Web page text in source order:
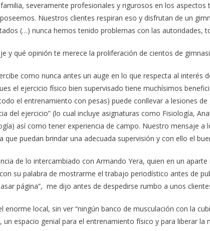
severamente profesionales y rigurosos en los
Nuestros clientes respiran eso y disfrutan de un
(…) nunca hemos tenido problemas con las autoridades,
y qué opinión te merece la proliferación de cientos de
como nunca antes un auge en lo que respecta al interés
el ejercicio físico bien supervisado tiene muchísimos
el entrenamiento con pesas) puede conllevar a lesiones
del ejercicio” (lo cual incluye asignaturas como Fisiología,
así como tener experiencia de campo. Nuestro mensaje a
que puedan brindar una adecuada supervisión y con ello el
de lo intercambiado con Armando Yera, quien en un
su palabra de mostrarme el trabajo periodístico antes de
página”, me dijo antes de despedirse rumbo a unos
enorme local, sin ver “ningún banco de musculación con la
espacio genial para el entrenamiento físico y para liberar la